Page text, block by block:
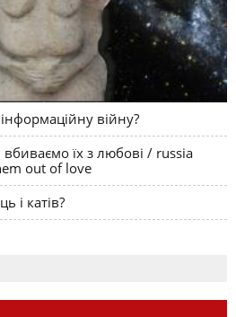
війну?
їх з любові / russia
out of love
і катів?